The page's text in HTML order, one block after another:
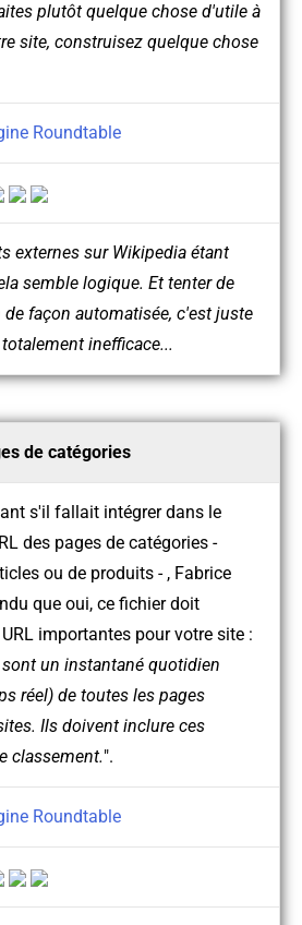
plutôt quelque chose d'utile à
site, construisez quelque chose
Roundtable
externes sur Wikipedia étant
semble logique. Et tenter de
de façon automatisée, c'est juste
inefficace...
de catégories
s'il fallait intégrer dans le
des pages de catégories -
ou de produits - , Fabrice
que oui, ce fichier doit
importantes pour votre site :
un instantané quotidien
réel) de toutes les pages
Ils doivent inclure ces
classement.".
Roundtable